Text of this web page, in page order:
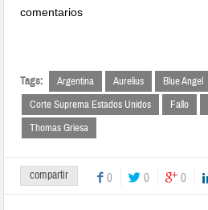
comentarios
Tags: Argentina Aurelius
Blue Angel
Corte Suprema Estados Unidos
Fallo
Thomas Griesa
compartir 0 0 0